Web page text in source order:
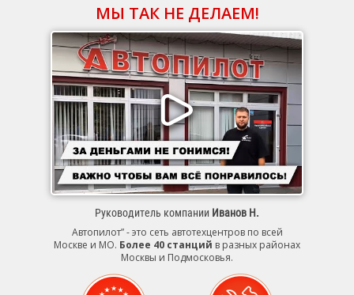
МЫ ТАК НЕ ДЕЛАЕМ!
Руководитель компании Иванов Н.
Автопилот” - это сеть автотехцентров по всей
Москве и МО. Более 40 станций в разных районах
Москвы и Подмосковья.